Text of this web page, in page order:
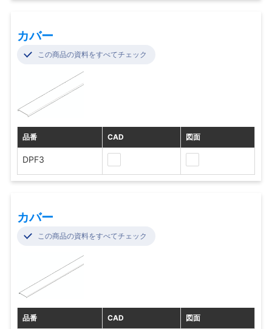
カバー
この商品の資料をすべてチェック
品番 CAD 図面
DPF3
カバー
この商品の資料をすべてチェック
品番 CAD 図面